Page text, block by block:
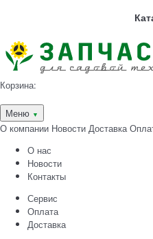
Корзина:
Меню ▼
О компании Новости Доставка
О нас
Новости
Контакты
Сервис
Оплата
Доставка